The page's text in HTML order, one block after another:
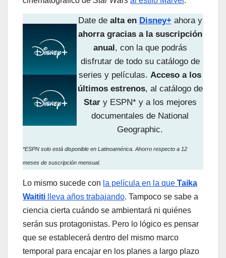
Date de alta en Disney+ahora y
ahorra gracias a la suscripción
anual, con la que podrás
disfrutar de todo su catálogo de
series y películas. Acceso a los
últimos estrenos, al catálogo de
Stary ESPN* y a los mejores
documentales de National
Geographic.
*ESPN solo está disponible en Latinoamérica. Ahorro respecto a 12
meses de suscripción mensual.
Lo mismo sucede con la película en la que Taika
Waititi lleva años trabajando. Tampoco se sabe a
ciencia cierta cuándo se ambientará ni quiénes
serán sus protagonistas. Pero lo lógico es pensar
que se establecerá dentro del mismo marco
temporal para encajar en los planes a largo plazo